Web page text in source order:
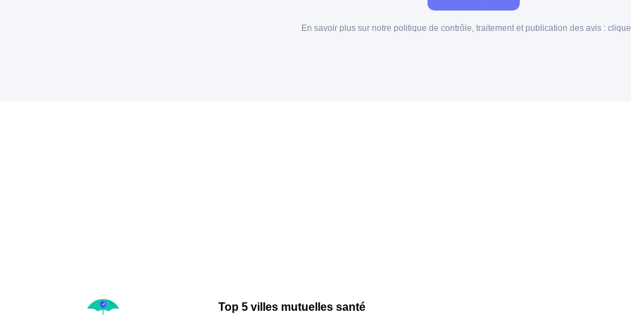
En savoir plus sur notre politique de contrôle, traitement et publication des avis :
Top 5 villes mutuelles santé